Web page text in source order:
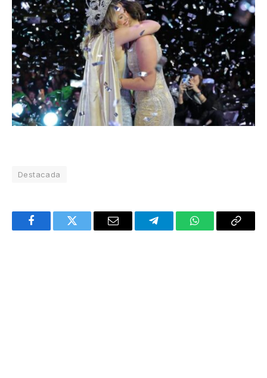
Destacada
FacebookTwitter Email TelegramWhatsAppCopy